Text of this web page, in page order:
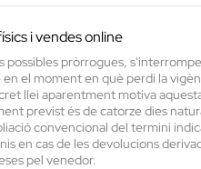
i vendes online
pròrrogues,
el moment en què perdi la
llei aparentment motiva
previst és de catorze dies
convencional del termini
en cas de les devolucions
pel venedor.